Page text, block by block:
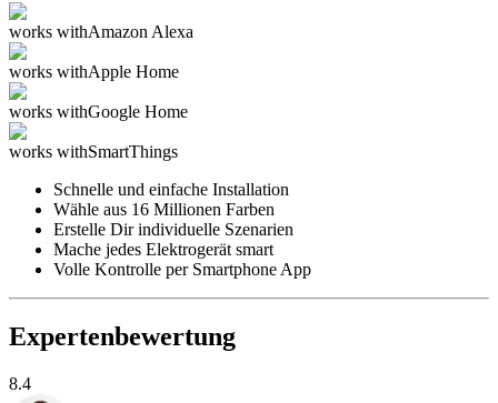
works withAmazon Alexa
works withApple Home
works withGoogle Home
works withSmartThings
Schnelle und einfache Installation
Wähle aus 16 Millionen Farben
Erstelle Dir individuelle Szenarien
Mache jedes Elektrogerät smart
Volle Kontrolle per Smartphone App
Expertenbewertung
8.4